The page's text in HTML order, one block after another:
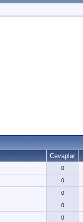
Cevaplar
0
0
0
0
0